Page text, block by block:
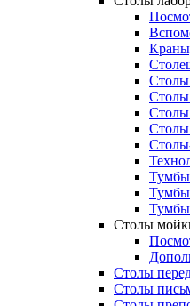
Столы
Столы
Тумбы
Столы
Столы
Столы